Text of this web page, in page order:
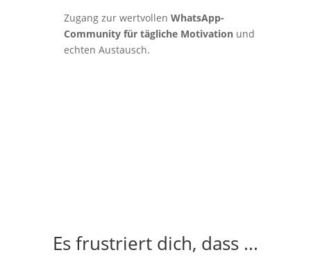
Zugang zur wertvollen WhatsApp-
Community für tägliche Motivationund
echten Austausch.
Es frustriert dich, dass ...